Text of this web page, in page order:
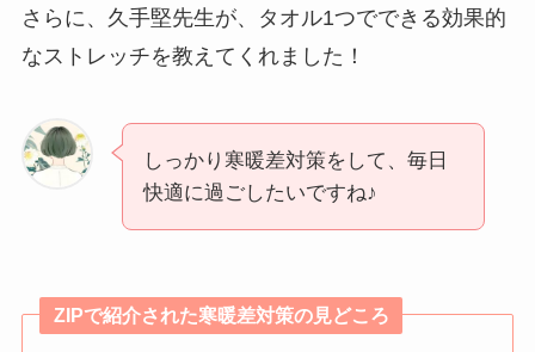
さらに、久手堅先生が、タオル1つでできる効果的
なストレッチを教えてくれました！
しっかり寒暖差対策をして、毎日
快適に過ごしたいですね♪
ZIPで紹介された寒暖差対策の見どころ